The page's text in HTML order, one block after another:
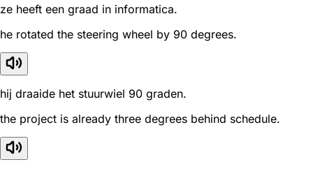
ze heeft een graad in informatica.
he rotated the steering wheel by 90 degrees.
hij draaide het stuurwiel 90 graden.
the project is already three degrees behind schedule.